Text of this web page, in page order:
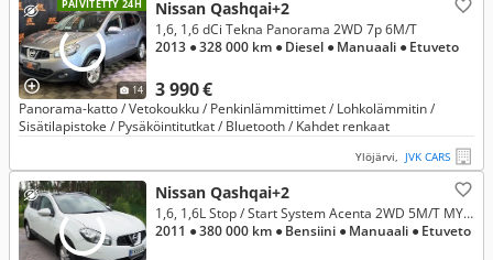
PÄIVITETTY 24H
14
Nissan Qashqai+2
3 990 €
1,6, 1,6 dCi Tekna Panorama 2WD 7p 6M/T
2013 ● 328 000 km ● Diesel ● Manuaali ● Etuveto
Panorama-katto / Vetokoukku / Penkinlämmittimet / Lohkolämmitin /
Sisätilapistoke / Pysäköintitutkat / Bluetooth / Kahdet renkaat
Ylöjärvi, JVK CARS
Nissan Qashqai+2
1,6, 1,6L Stop / Start System Acenta 2WD 5M/T MY11
2011 ● 380 000 km ● Bensiini ● Manuaali ● Etuveto